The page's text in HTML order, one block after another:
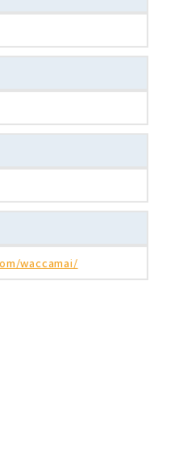
waccamai/